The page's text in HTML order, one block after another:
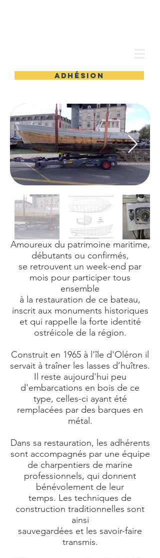
adhésion
Amoureux du patrimoine maritime,
débutants ou confirmés,
se retrouvent un week-end par
mois pour participer tous
ensemble
à la restauration de ce bateau,
inscrit aux monuments historiques
et qui rappelle la forte identité
ostréicole de la région.
Construit en 1965 à l'île d'Oléron il
servait à traîner les lasses d’huîtres.
Il reste aujourd'hui peu
d'embarcations en bois de ce
type, celles-ci ayant été
remplacées par des barques en
métal.
Dans sa restauration, les adhérents
sont accompagnés par une équipe
de charpentiers de marine
professionnels, qui donnent
bénévolement de leur
temps. Les techniques de
construction traditionnelles sont
ainsi
sauvegardées et les savoir-faire
transmis.